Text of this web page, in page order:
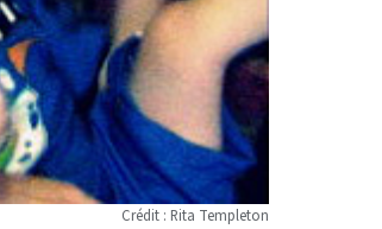
Crédit : Rita Templeton